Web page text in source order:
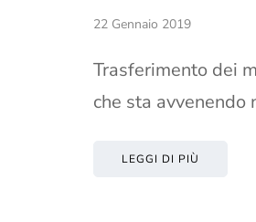
22 Gennaio 2019
Trasferimento dei
che sta
LEGGI DI PIÙ